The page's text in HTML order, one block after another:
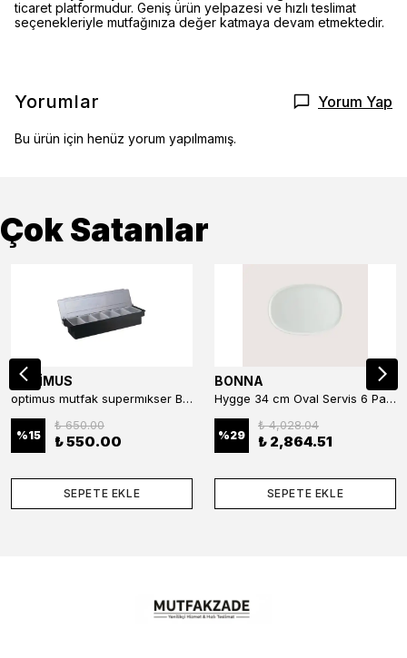
ticaret platformudur. Geniş ürün yelpazesi ve hızlı teslimat
seçenekleriyle mutfağınıza değer katmaya devam etmektedir.
Yorumlar Yorum Yap
Bu ürün için henüz yorum yapılmamış.
Çok Satanlar
OPTİMUS
optimus mutfak supermıkser Bar Konteyner 6'lı 50×16×9 cm Kapaklı Polikarbon Organizer Bar & Kafe
%15
₺ 650.00
₺ 550.00
SEPETE EKLE
BONNA
Hygge 34 cm Oval Servis 6 Parça
%29
₺ 4,028.04
₺ 2,864.51
SEPETE EKLE